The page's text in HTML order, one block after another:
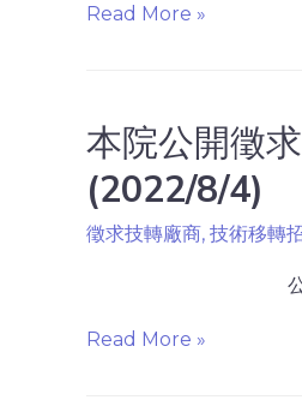
Read More »
本院公開徵
(2022/8/4)
徵求技轉廠商, 技術移轉
公告日期：
Read More »